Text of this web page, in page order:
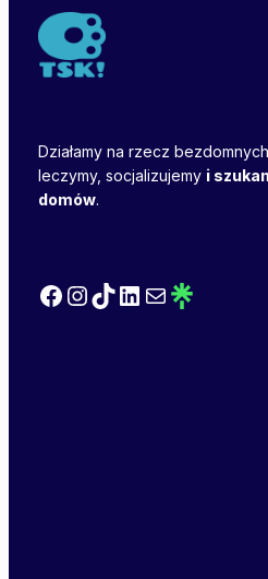
Działamy na rzecz
leczymy, socjalizujemy i
domów.
Facebook InstagramTikTok LinkedIn Mail Link